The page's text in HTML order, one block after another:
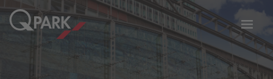
vers
la